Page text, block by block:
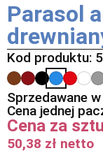
Parasol
Kod produktu:
Sprzedawane
Cena jednej
Cena za
50,38 zł netto